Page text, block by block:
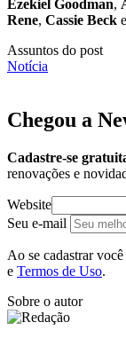
Ezekiel Goodman,
Rene, Cassie Beck e
Assuntos do post
Notícia
Chegou a
Cadastre-se
renovações e
Website
Seu e-mail
Ao se cadastrar
e Termos de Uso.
Sobre o autor